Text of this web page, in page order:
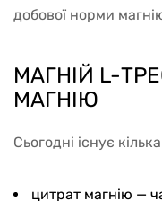
добової норми
МАГНІЙ L-
МАГНІЮ
Сьогодні існує
цитрат магнію —